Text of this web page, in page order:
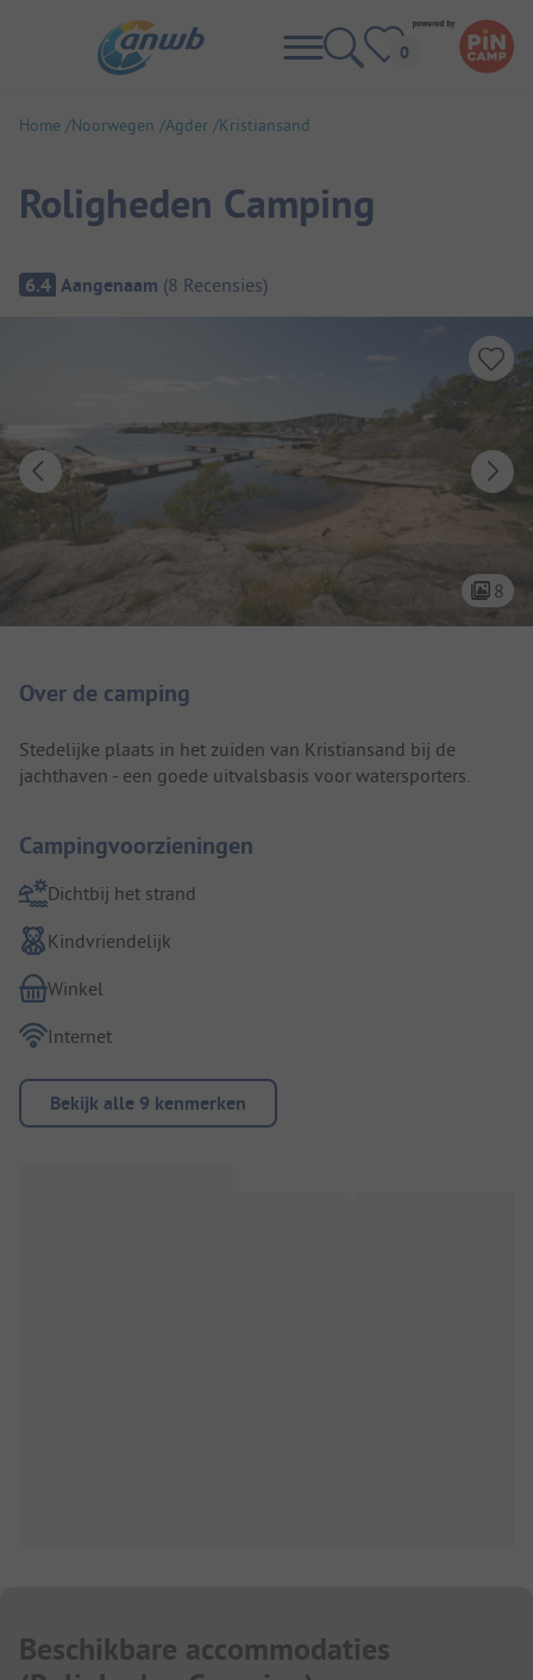
Home Noorwegen Agder Kristiansand
Roligheden Camping
Camping overzicht
6.4 Aangenaam (8 Recensies)
8
Over de camping
Stedelijke plaats in het zuiden van Kristiansand bij de
jachthaven - een goede uitvalsbasis voor watersporters.
Campingvoorzieningen
Dichtbij het strand
Kindvriendelijk
Winkel
Internet
Bekijk alle 9 kenmerken
Beschikbare accommodaties